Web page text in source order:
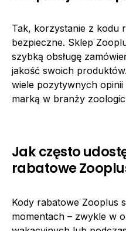
Tak, korzystanie z kodu
bezpieczne. Sklep
szybką obsługę
jakość swoich
wiele pozytywnych
marką w branży
Jak często
rabatowe
Kody rabatowe Zooplus
momentach – zwykle w